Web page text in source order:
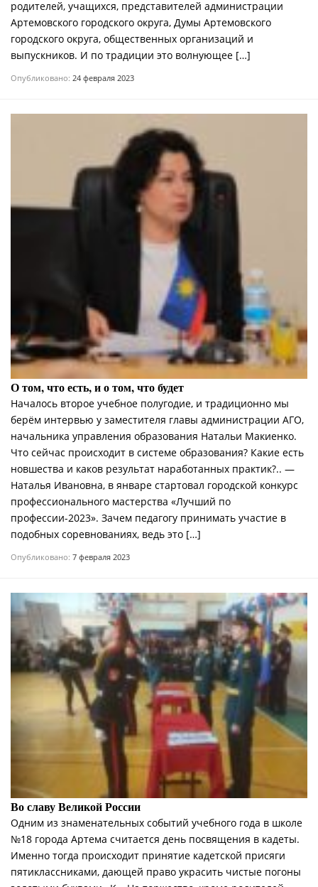
родителей, учащихся, представителей администрации
Артемовского городского округа, Думы Артемовского
городского округа, общественных организаций и
выпускников. И по традиции это волнующее […]
Опубликовано: 24 февраля 2023
О том, что есть, и о том, что будет
Началось второе учебное полугодие, и традиционно мы
берём интервью у заместителя главы администрации АГО,
начальника управления образования Натальи Макиенко.
Что сейчас происходит в системе образования? Какие есть
новшества и каков результат наработанных практик?.. —
Наталья Ивановна, в январе стартовал городской конкурс
профессионального мастерства «Лучший по
профессии-2023». Зачем педагогу принимать участие в
подобных соревнованиях, ведь это […]
Опубликовано: 7 февраля 2023
Во славу Великой России
Одним из знаменательных событий учебного года в школе
№18 города Артема считается день посвящения в кадеты.
Именно тогда происходит принятие кадетской присяги
пятиклассниками, дающей право украсить чистые погоны